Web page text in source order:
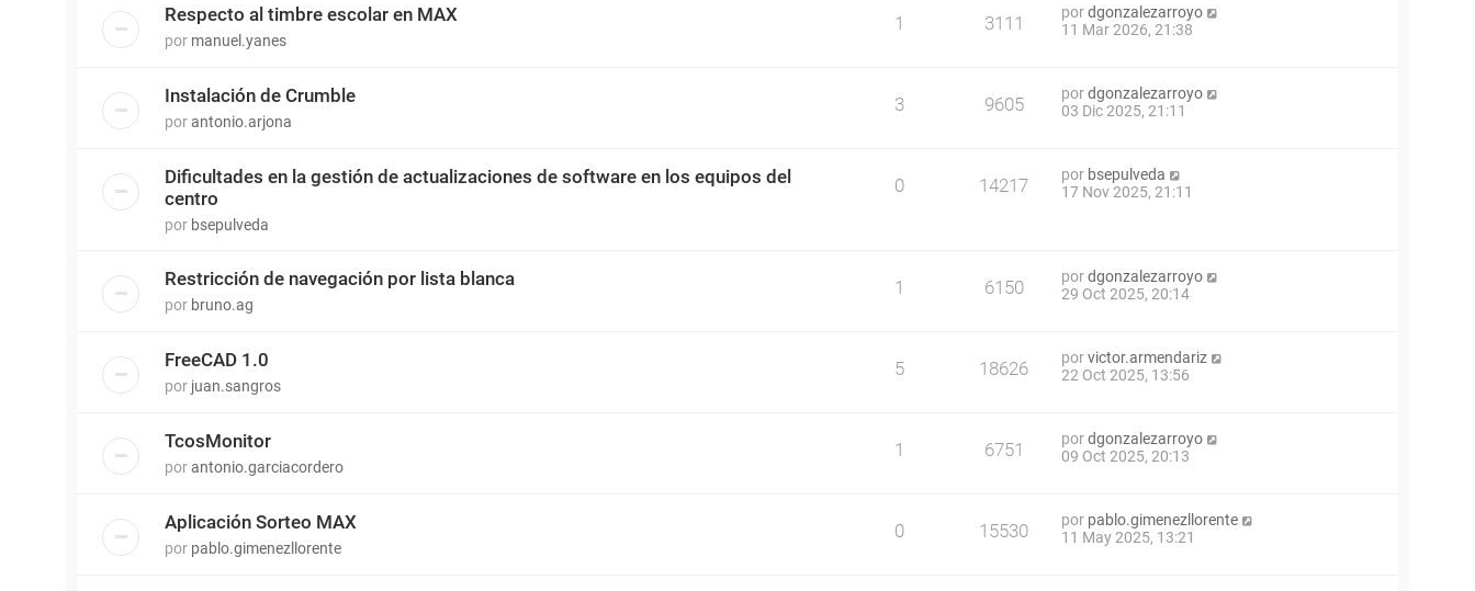
Respecto al timbre escolar en MAX
por manuel.yanes
1 3111 pordgonzalezarroyo
11 Mar 2026, 21:38
Instalación de Crumble
porantonio.arjona
3 9605 pordgonzalezarroyo
03 Dic 2025, 21:11
Dificultades en la gestión de actualizaciones de software en los equipos del
centro
por bsepulveda
0 14217 por bsepulveda
17 Nov 2025, 21:11
Restricción de navegación por lista blanca
por bruno.ag
1 6150 pordgonzalezarroyo
29 Oct 2025, 20:14
FreeCAD 1.0
por juan.sangros
5 18626 porvictor.armendariz
22 Oct 2025, 13:56
TcosMonitor
porantonio.garciacordero
1 6751 pordgonzalezarroyo
09 Oct 2025, 20:13
Aplicación Sorteo MAX
por pablo.gimenezllorente
0 15530 por pablo.gimenezllorente
11 May 2025, 13:21